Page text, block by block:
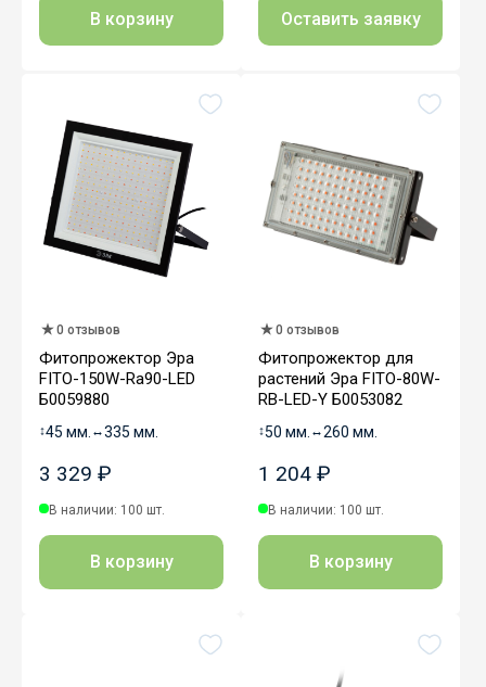
В корзину Оставить заявку
0 отзывов
Фитопрожектор Эра
FITO-150W-Ra90-LED
Б0059880
↕45 мм. ↔335 мм.
3 329 ₽
В наличии: 100 шт.
В корзину
0 отзывов
Фитопрожектор для
растений Эра FITO-80W-
RB-LED-Y Б0053082
↕50 мм. ↔260 мм.
1 204 ₽
В наличии: 100 шт.
В корзину